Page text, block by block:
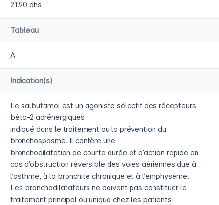
21.90 dhs
Tableau
A
Indication(s)
Le salbutamol est un agoniste sélectif des récepteurs
bêta-2 adrénergiques
indiqué dans le traitement ou la prévention du
bronchospasme. Il confère une
bronchodilatation de courte durée et d’action rapide en
cas d’obstruction réversible des voies aériennes due à
l’asthme, à la bronchite chronique et à l’emphysème.
Les bronchodilatateurs ne doivent pas constituer le
traitement principal ou unique chez les patients